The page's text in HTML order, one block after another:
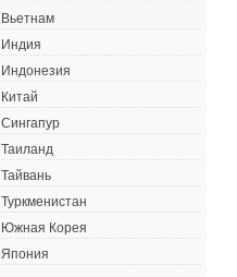
Вьетнам
Индия
Индонезия
Китай
Сингапур
Таиланд
Тайвань
Туркменистан
Южная Корея
Япония